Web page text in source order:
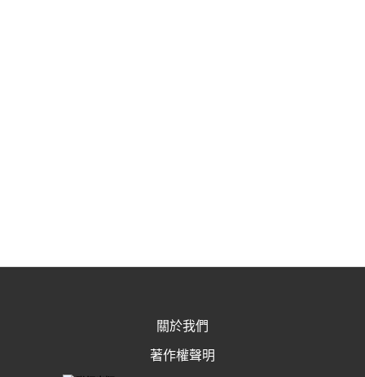
關於我們
著作權聲明